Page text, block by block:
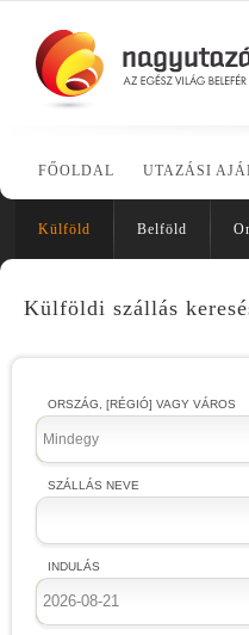
FŐOLDAL UTAZÁSI
Külföld Belföld
Külföldi szállás
ORSZÁG, [RÉGIÓ] VAGY VÁROS
Mindegy
SZÁLLÁS NEVE
INDULÁS